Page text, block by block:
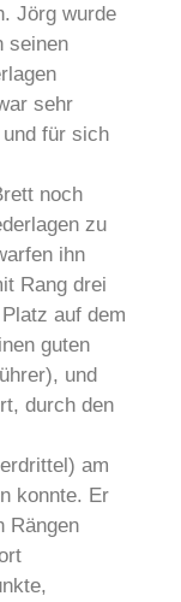
Jörg wurde
seinen
sehr
für sich
noch
zu
ihn
Rang drei
auf dem
guten
und
durch den
am
konnte. Er
Rängen